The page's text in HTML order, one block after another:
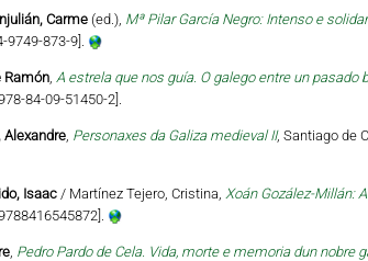
Carme(ed.), Mª Pilar García Negro: Intenso e
9749-873-9].
Ramón, A estrela que nos guía. O galego entre un pasado
84-09-51450-2].
Alexandre, Personaxes da Galiza medieval II, Santiago de
Isaac/ Martínez Tejero, Cristina, Xoán Gozález-Millán:
, Pedro Pardo de Cela. Vida, morte e memoria dun nobre